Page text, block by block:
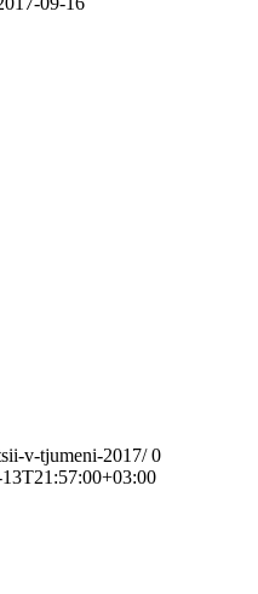
v-tjumeni-2017/ 0